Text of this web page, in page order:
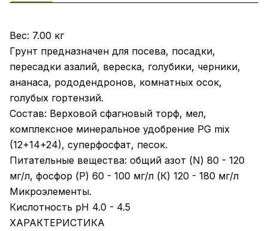
Вес: 7.00 кг
Грунт предназначен для посева, посадки,
пересадки азалий, вереска, голубики, черники,
ананаса, рододендронов, комнатных осок,
голубых гортензий.
Состав: Верховой сфагновый торф, мел,
комплексное минеральное удобрение PG mix
(12+14+24), суперфосфат, песок.
Питательные вещества: общий азот (N) 80 - 120
мг/л, фосфор (Р) 60 - 100 мг/л (К) 120 - 180 мг/л
Микроэлементы.
Кислотность рН 4.0 - 4.5
ХАРАКТЕРИСТИКА